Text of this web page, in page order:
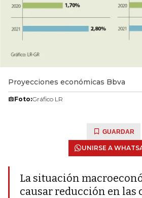
Proyecciones económicas Bbva
Foto:Gráfico LR
GUARDAR
UNIRSE A
La situación
causar reducción en las